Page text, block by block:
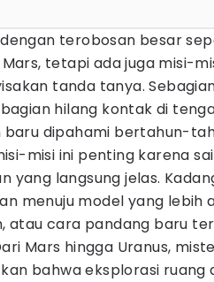
terobosan besar
tetapi ada juga misi-
tanda tanya.
hilang kontak di
baru dipahami bertahun-
misi ini penting karena
yang langsung jelas.
menuju model yang lebih
atau cara pandang baru
Mars hingga Uranus,
bahwa eksplorasi ruang